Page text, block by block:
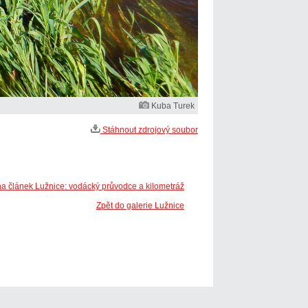
Kuba Turek
Stáhnout zdrojový soubor
článek Lužnice: vodácký průvodce a kilometráž
Zpět do galerie Lužnice